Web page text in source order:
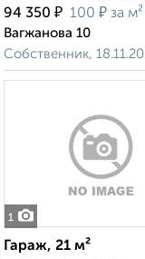
94 350 ₽ 100 ₽ за м²
Вагжанова 10
Собственник,
1
Гараж, 21 м²